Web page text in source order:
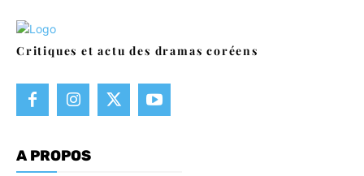
Critiques et actu des dramas coréens
A PROPOS